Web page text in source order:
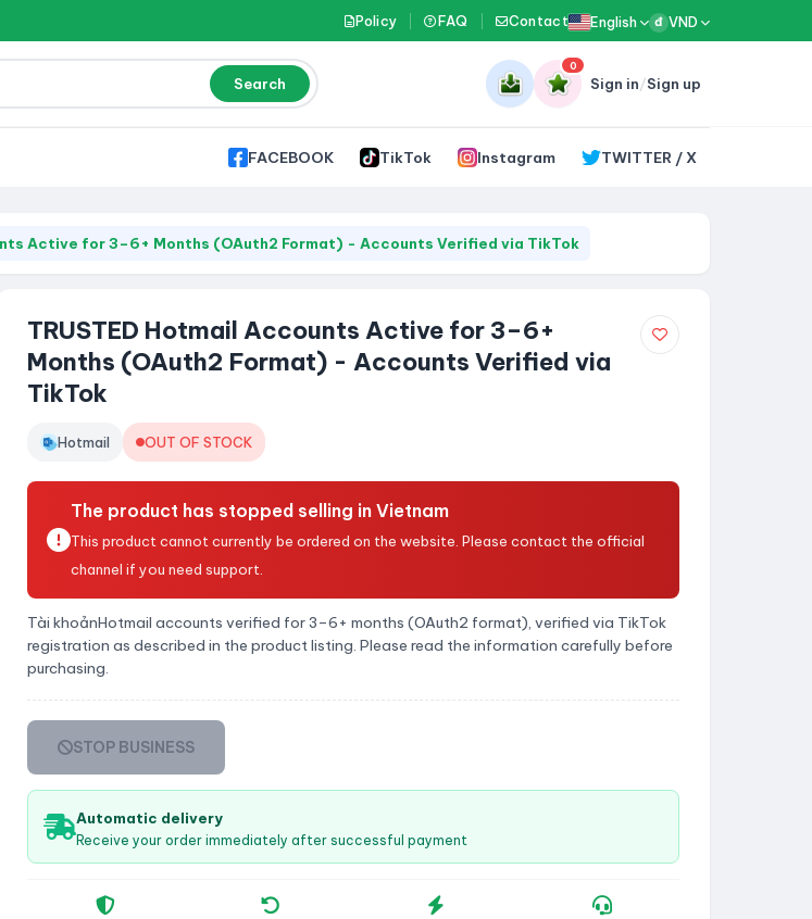
Policy FAQ Contact English đ VND
Search
0
Sign in/Sign up
FACEBOOK TikTok Instagram TWITTER / X
Active for 3–6+ Months (OAuth2 Format) - Accounts Verified via TikTok
TRUSTED Hotmail Accounts Active for 3–6+
Months (OAuth2 Format) - Accounts Verified via
TikTok
Hotmail OUT OF STOCK
The product has stopped selling in Vietnam
This product cannot currently be ordered on the website. Please contact the official
channel if you need support.
Tài khoảnHotmail accounts verified for 3–6+ months (OAuth2 format), verified via TikTok
registration as described in the product listing. Please read the information carefully before
purchasing.
STOP BUSINESS
Automatic delivery
Receive your order immediately after successful payment